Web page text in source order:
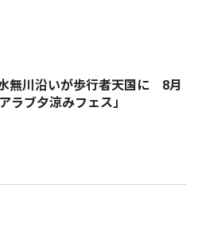
無川沿いが歩行者天国に 8月
ラブ夕涼みフェス」